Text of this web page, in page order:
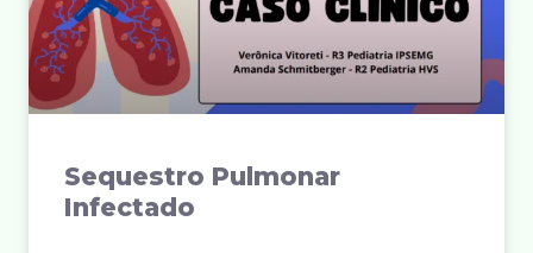
Sequestro Pulmonar
Infectado